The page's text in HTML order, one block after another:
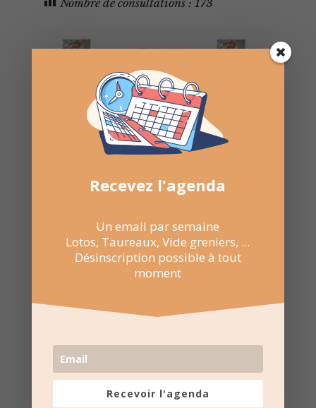
Nombre de consultations : 173
26 Jan 2025
17:00 au 20:00
Montfrin, Gard, 30490, France,
Les vieux crampons de Montfrin
06 25 58 69 30
Voir le site Web de
Recevez l'agenda
Un email par semaine
Lotos, Taureaux, Vide greniers, ...
Désinscription possible à tout
moment
Recevoir l'agenda